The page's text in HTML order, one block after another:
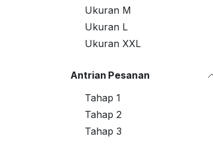
Ukuran M
Ukuran L
Ukuran XXL
Antrian Pesanan
Tahap 1
Tahap 2
Tahap 3